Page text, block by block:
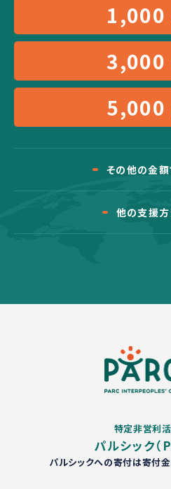
1,000
3,000
5,000
その他の金
他の支援
特定非営利
パルシック（
パルシックへの寄付は寄付金